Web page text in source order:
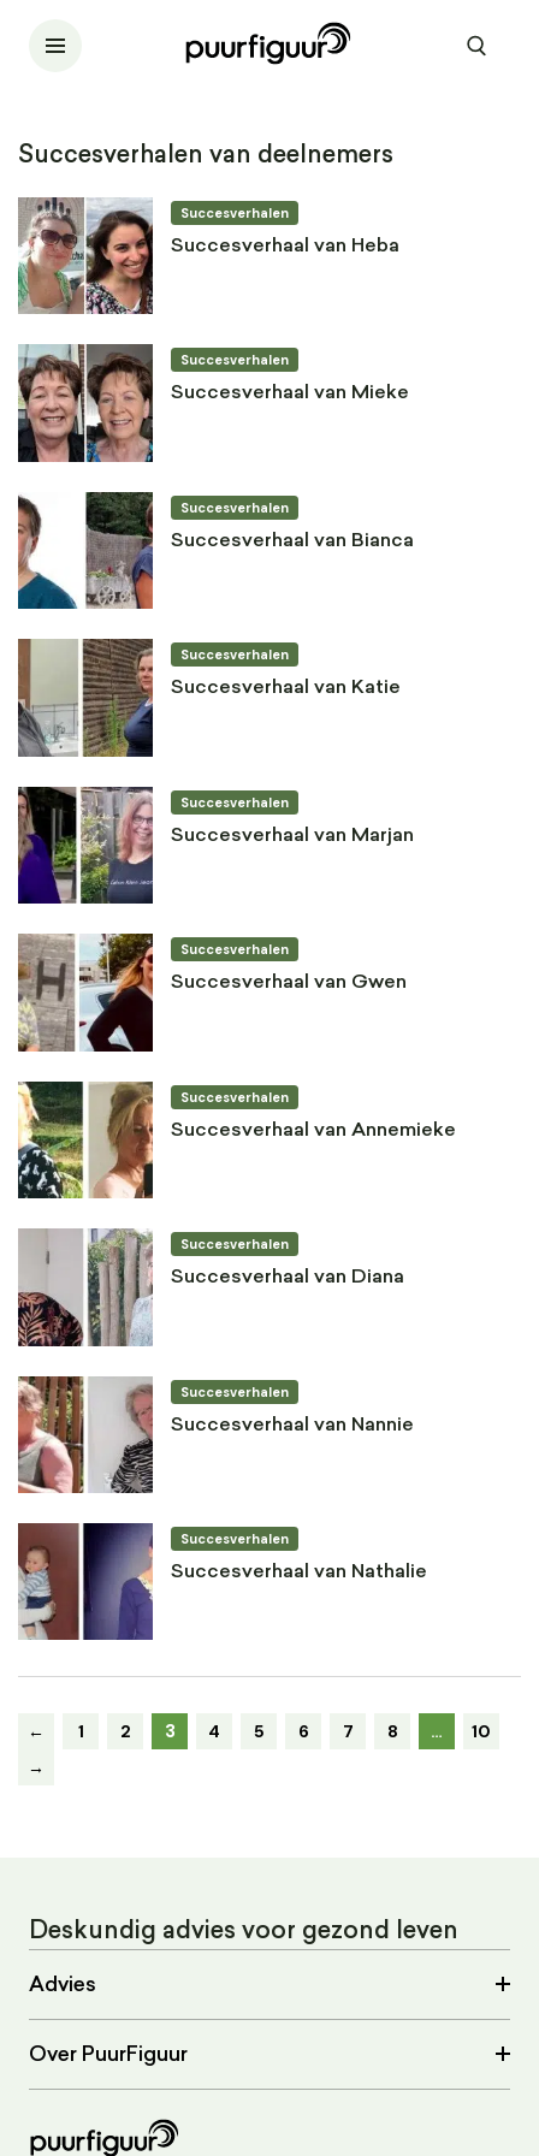
Succesverhalen van deelnemers
Succesverhalen
Succesverhaal van Heba
Succesverhalen
Succesverhaal van Mieke
Succesverhalen
Succesverhaal van Bianca
Succesverhalen
Succesverhaal van Katie
Succesverhalen
Succesverhaal van Marjan
Succesverhalen
Succesverhaal van Gwen
Succesverhalen
Succesverhaal van Annemieke
Succesverhalen
Succesverhaal van Diana
Succesverhalen
Succesverhaal van Nannie
Succesverhalen
Succesverhaal van Nathalie
← 1 2 3 4 5 6 7 8 …
10
→
Deskundig advies voor gezond leven
Advies
Over PuurFiguur